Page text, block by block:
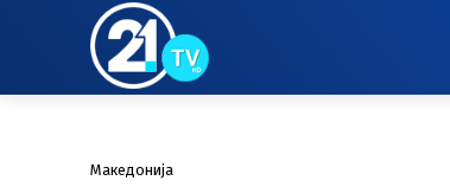
Македонија